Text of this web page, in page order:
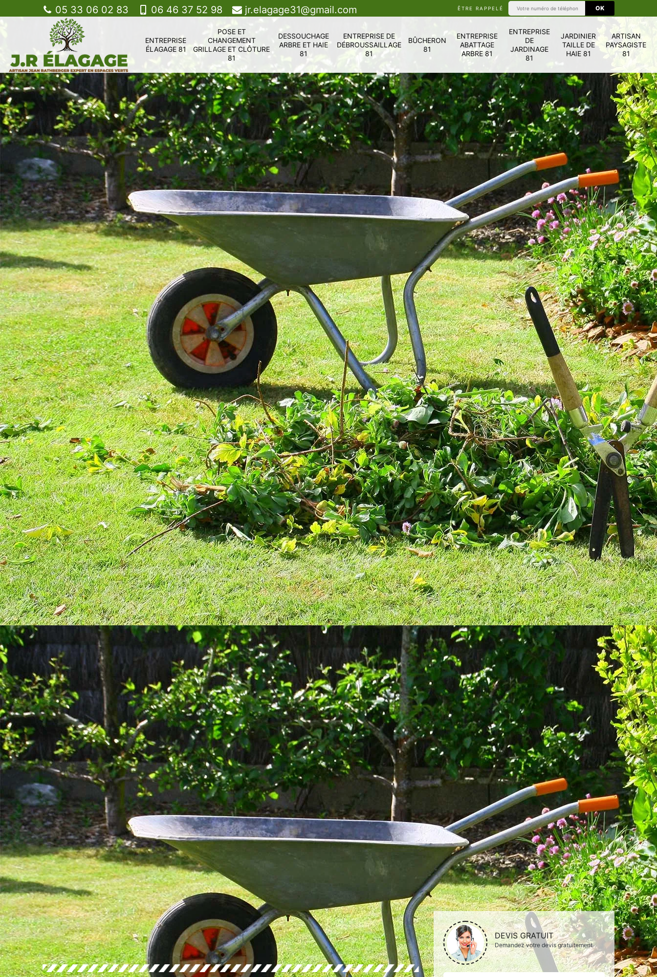
05 33 06 02 83 06 46 37 52 98 jr.elagage31@gmail.com ÊTRE RAPPELÉ
ENTREPRISE
ÉLAGAGE 81
POSE ET
CHANGEMENT
GRILLAGE ET CLÔTURE
81
DESSOUCHAGE
ARBRE ET HAIE
81
ENTREPRISE DE
DÉBROUSSAILLAGE
81
BÛCHERON
81
ENTREPRISE
ABATTAGE
ARBRE 81
ENTREPRISE
DE
JARDINAGE
81
JARDINIER
TAILLE DE
HAIE 81
ARTISAN
PAYSAGISTE
81
DEVIS GRATUIT
Demandez votre devis gratuitement